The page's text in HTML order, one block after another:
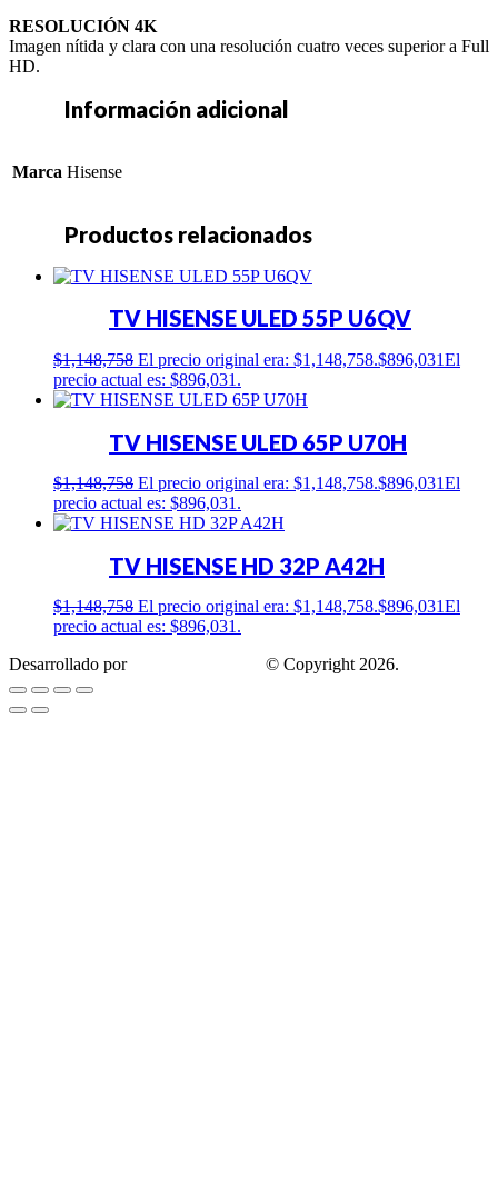
RESOLUCIÓN 4K
Imagen nítida y clara con una resolución cuatro veces superior a Full
HD.
Información adicional
Marca Hisense
Productos relacionados
TV HISENSE ULED 55P U6QV
$1,148,758 El precio original era: $1,148,758.$896,031El
precio actual es: $896,031.
TV HISENSE ULED 65P U70H
$1,148,758 El precio original era: $1,148,758.$896,031El
precio actual es: $896,031.
TV HISENSE HD 32P A42H
$1,148,758 El precio original era: $1,148,758.$896,031El
precio actual es: $896,031.
Desarrollado por
© Copyright 2026.